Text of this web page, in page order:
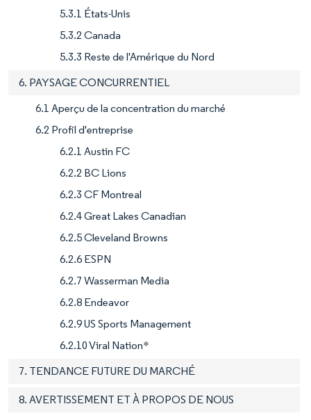
5.3.1 États-Unis
5.3.2 Canada
5.3.3 Reste de l'Amérique du Nord
6. PAYSAGE CONCURRENTIEL
6.1 Aperçu de la concentration du marché
6.2 Profil d'entreprise
6.2.1 Austin FC
6.2.2 BC Lions
6.2.3 CF Montreal
6.2.4 Great Lakes Canadian
6.2.5 Cleveland Browns
6.2.6 ESPN
6.2.7 Wasserman Media
6.2.8 Endeavor
6.2.9 US Sports Management
6.2.10 Viral Nation*
7. TENDANCE FUTURE DU MARCHÉ
8. AVERTISSEMENT ET À PROPOS DE NOUS